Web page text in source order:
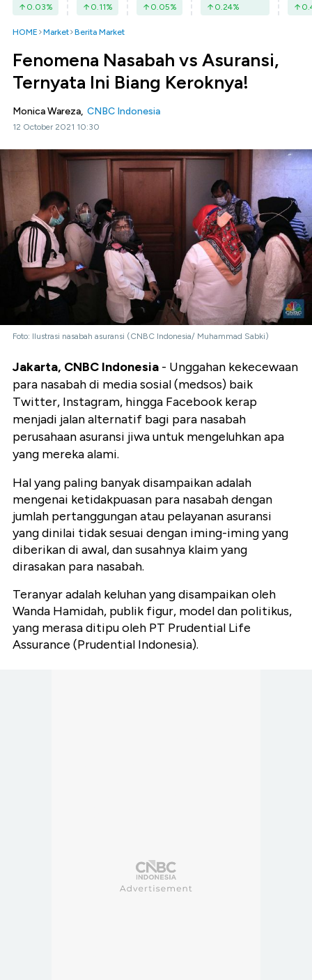
0.03% 0.11% 0.05% 0.24%
HOME Market Berita Market
Fenomena Nasabah vs Asuransi,
Ternyata Ini Biang Keroknya!
Monica Wareza, CNBC Indonesia
12 October 2021 10:30
Foto: Ilustrasi nasabah asuransi (CNBC Indonesia/ Muhammad Sabki)
Jakarta, CNBC Indonesia - Unggahan kekecewaan
para nasabah di media sosial (medsos) baik
Twitter, Instagram, hingga Facebook kerap
menjadi jalan alternatif bagi para nasabah
perusahaan asuransi jiwa untuk mengeluhkan apa
yang mereka alami.
Hal yang paling banyak disampaikan adalah
mengenai ketidakpuasan para nasabah dengan
jumlah pertanggungan atau pelayanan asuransi
yang dinilai tidak sesuai dengan iming-iming yang
diberikan di awal, dan susahnya klaim yang
dirasakan para nasabah.
Teranyar adalah keluhan yang disampaikan oleh
Wanda Hamidah, publik figur, model dan politikus,
yang merasa ditipu oleh PT Prudential Life
Assurance (Prudential Indonesia).